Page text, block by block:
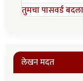
तुमचा पासवर्ड
लेखन मदत